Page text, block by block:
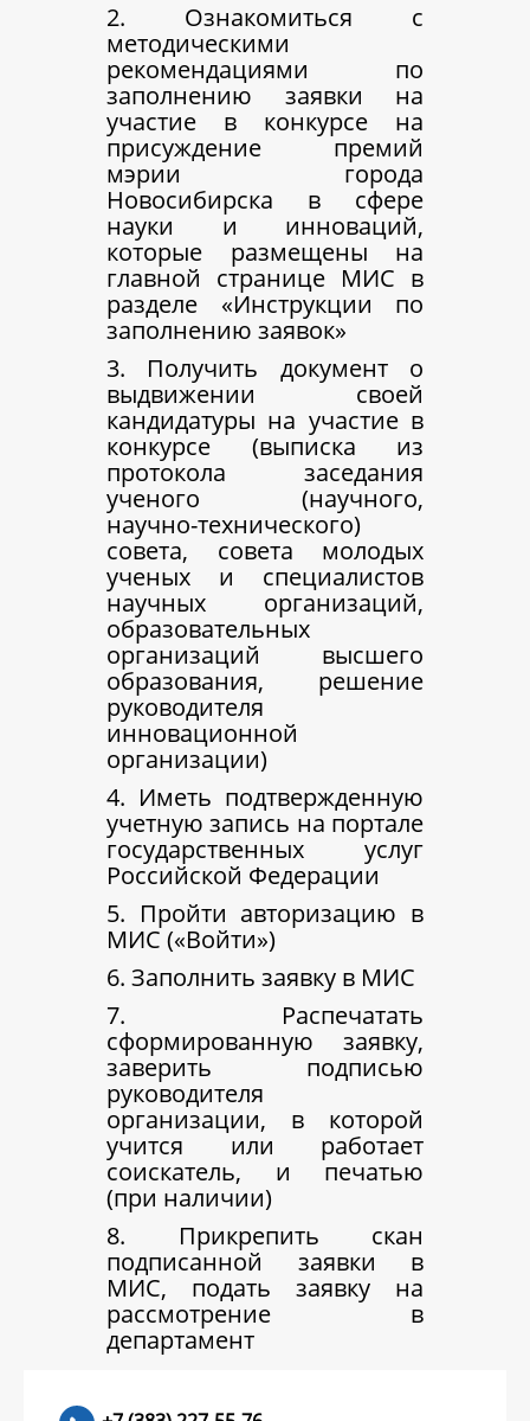
2. Ознакомиться с
методическими
рекомендациями по
заполнению заявки на
участие в конкурсе на
присуждение премий
мэрии города
Новосибирска в сфере
науки и инноваций,
которые размещены на
главной странице МИС в
разделе «Инструкции по
заполнению заявок»
3. Получить документ о
выдвижении своей
кандидатуры на участие в
конкурсе (выписка из
протокола заседания
ученого (научного,
научно-технического)
совета, совета молодых
ученых и специалистов
научных организаций,
образовательных
организаций высшего
образования, решение
руководителя
инновационной
организации)
4. Иметь подтвержденную
учетную запись на портале
государственных услуг
Российской Федерации
5. Пройти авторизацию в
МИС («Войти»)
6. Заполнить заявку в МИС
7. Распечатать
сформированную заявку,
заверить подписью
руководителя
организации, в которой
учится или работает
соискатель, и печатью
(при наличии)
8. Прикрепить скан
подписанной заявки в
МИС, подать заявку на
рассмотрение в
департамент